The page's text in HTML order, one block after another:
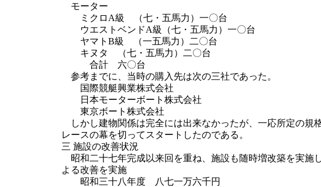
モーター
ミクロA級 （七・五馬力）一〇台
ウエストベンドA級（七・五馬力）一〇台
ヤマトB級 （一五馬力）二〇台
キヌタ （七・五馬力）二〇台
合計 六〇台
参考までに、当時の購入先は次の三社であった。
国際競艇興業株式会社
日本モーターボート株式会社
東京ボート株式会社
しかし建物関係は完全には出来なかったが、一応所定の規
レースの幕を切ってスタートしたのである。
三 施設の改善状況
昭和二十七年完成以来回を重ね、施設も随時増改築を実施
よる改善を実施
昭和三十八年度 八七一万六千円